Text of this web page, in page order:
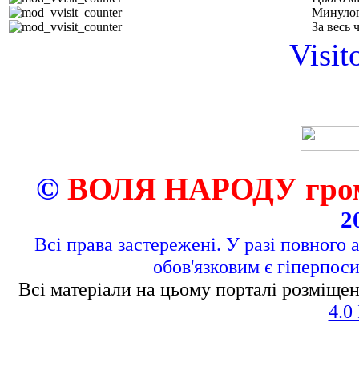
За весь
© ВОЛЯ НАРОДУ
Всі права застережені. У разі повного
обов'язковим є
Всі матеріали на цьому порталі
4.0